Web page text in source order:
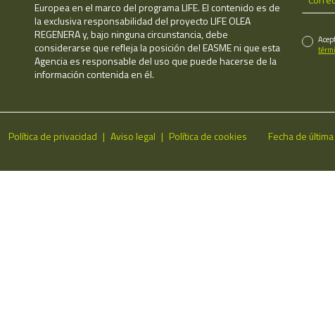
Europea en el marco del programa LIFE. El contenido es de
la exclusiva responsabilidad del proyecto LIFE OLEA
REGENERA y, bajo ninguna circunstancia, debe
considerarse que refleja la posición del EASME ni que esta
Agencia es responsable del uso que puede hacerse de la
información contenida en él.
Política de privacidad Aviso legal Política de cookies Fecha de